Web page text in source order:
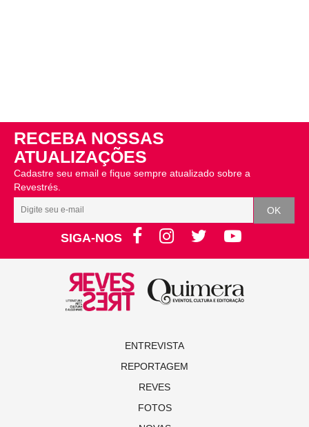
RECEBA NOSSAS
ATUALIZAÇÕES
Cadastre seu email e fique sempre atualizado sobre a
Revestrés.
SIGA-NOS
ENTREVISTA
REPORTAGEM
REVES
FOTOS